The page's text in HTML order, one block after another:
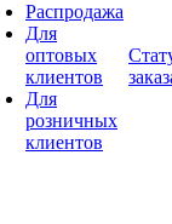
Распродажа
Для
оптовых
клиентов
Для
розничных
клиентов